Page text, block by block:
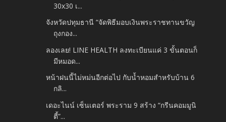
30x30 เ...
จังหวัดปทุมธานี “จัดพิธีมอบเงินพระราชทานขวัญ
ถุงกอง...
ลองเลย! LINE HEALTH ลงทะเบียนแค่ 3 ขั้นตอนก็
มีหมอด...
หน้าฝนนี้ไม่หม่นอีกต่อไป กับน้ำหอมสำหรับบ้าน 6
กลิ...
เดอะไนน์ เซ็นเตอร์ พระราม 9 สร้าง “กรีนคอมมูนิ
ตี้”...